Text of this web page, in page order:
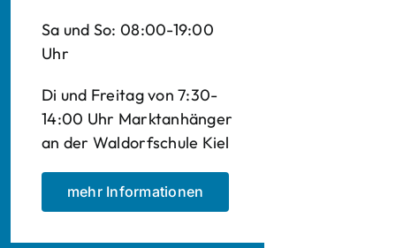
Sa und So: 08:00-19:00
Uhr
Di und Freitag von 7:30-
14:00 Uhr Marktanhänger
an der Waldorfschule Kiel
mehr Informationen